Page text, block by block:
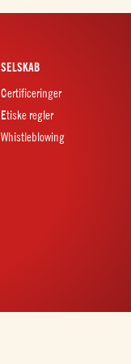
SELSKAB
Certificeringer
Etiske regler
Whistleblowing